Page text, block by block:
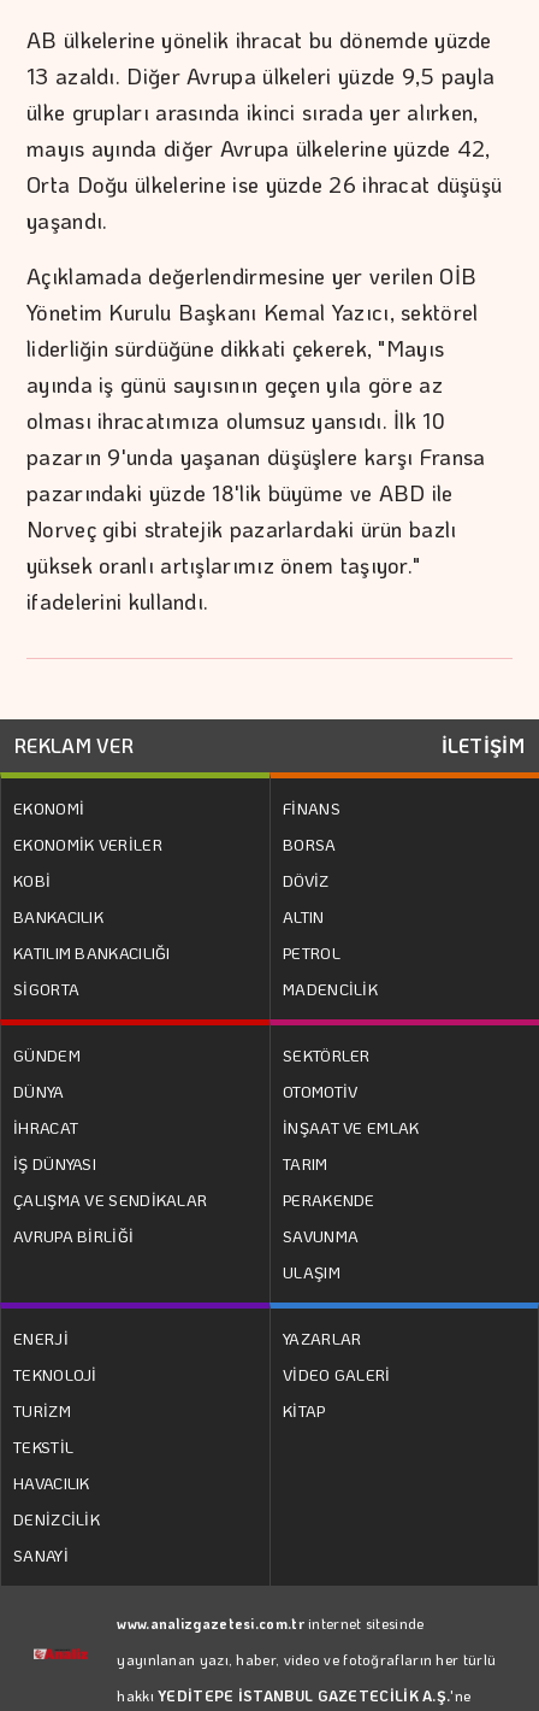
AB ülkelerine yönelik ihracat bu dönemde yüzde
13 azaldı. Diğer Avrupa ülkeleri yüzde 9,5 payla
ülke grupları arasında ikinci sırada yer alırken,
mayıs ayında diğer Avrupa ülkelerine yüzde 42,
Orta Doğu ülkelerine ise yüzde 26 ihracat düşüşü
yaşandı.
Açıklamada değerlendirmesine yer verilen OİB
Yönetim Kurulu Başkanı Kemal Yazıcı, sektörel
liderliğin sürdüğüne dikkati çekerek, "Mayıs
ayında iş günü sayısının geçen yıla göre az
olması ihracatımıza olumsuz yansıdı. İlk 10
pazarın 9'unda yaşanan düşüşlere karşı Fransa
pazarındaki yüzde 18'lik büyüme ve ABD ile
Norveç gibi stratejik pazarlardaki ürün bazlı
yüksek oranlı artışlarımız önem taşıyor."
ifadelerini kullandı.
REKLAM VER İLETİŞİM
EKONOMİ
EKONOMİK VERİLER
KOBİ
BANKACILIK
KATILIM BANKACILIĞI
SİGORTA
FİNANS
BORSA
DÖVİZ
ALTIN
PETROL
MADENCİLİK
GÜNDEM
DÜNYA
İHRACAT
İŞ DÜNYASI
ÇALIŞMA VE SENDİKALAR
AVRUPA BİRLİĞİ
SEKTÖRLER
OTOMOTİV
İNŞAAT VE EMLAK
TARIM
PERAKENDE
SAVUNMA
ULAŞIM
ENERJİ
TEKNOLOJİ
TURİZM
TEKSTİL
HAVACILIK
DENİZCİLİK
SANAYİ
YAZARLAR
VİDEO GALERİ
KİTAP
www.analizgazetesi.com.trinternet sitesinde
yayınlanan yazı, haber, video ve fotoğrafların her türlü
hakkıYEDİTEPE İSTANBUL GAZETECİLİK A.Ş.'ne